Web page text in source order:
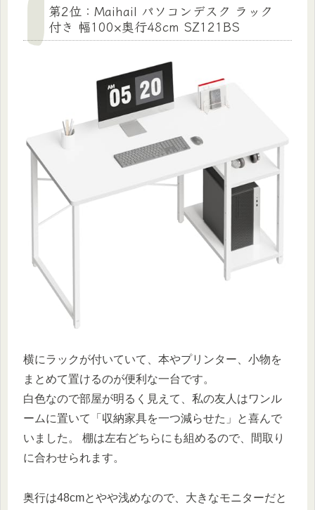
第2位：Maihail パソコンデスク ラック
付き 幅100×奥行48cm SZ121BS
横にラックが付いていて、本やプリンター、小物を
まとめて置けるのが便利な一台です。
白色なので部屋が明るく見えて、私の友人はワンル
ームに置いて「収納家具を一つ減らせた」と喜んで
いました。 棚は左右どちらにも組めるので、間取り
に合わせられます。
奥行は48cmとやや浅めなので、大きなモニターだと